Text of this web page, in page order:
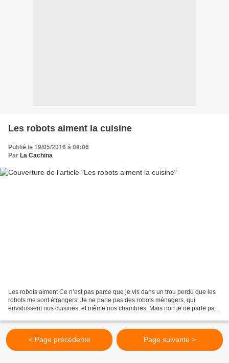
Les robots aiment la cuisine
Publié le 19/05/2016 à 08:06
Par La Cachina
Les robots aiment Ce n’est pas parce que je vis dans un trou perdu que les
robots me sont étrangers. Je ne parle pas des robots ménagers, qui
envahissent nos cuisines, et même nos chambres. Mais non je ne parle pas
< Page précédente Page suivante >